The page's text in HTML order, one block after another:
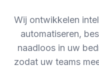
Wij ontwikkelen
automatiseren,
naadloos in uw
zodat uw teams